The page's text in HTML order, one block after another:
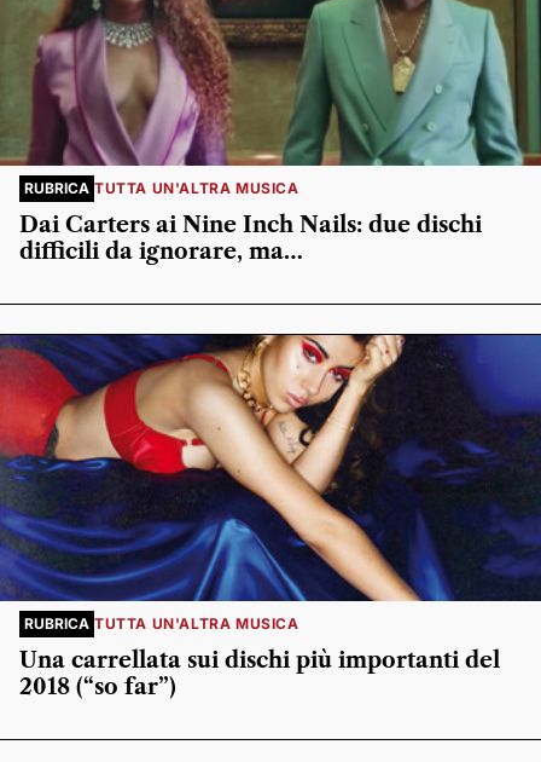
RUBRICA TUTTA UN'ALTRA MUSICA
Dai Carters ai Nine Inch Nails: due dischi
difficili da ignorare, ma…
RUBRICA TUTTA UN'ALTRA MUSICA
Una carrellata sui dischi più importanti del
2018 (“so far”)